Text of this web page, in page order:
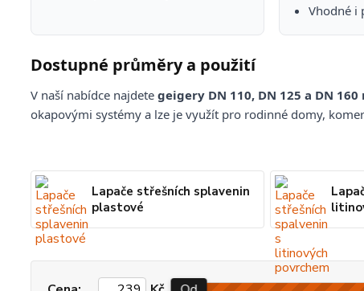
Vhodné i
Dostupné průměry a použití
V naší nabídce najdete geigery DN 110, DN 125 a DN 160
okapovými systémy a lze je využít pro rodinné domy,
Lapače střešních splavenin
plastové